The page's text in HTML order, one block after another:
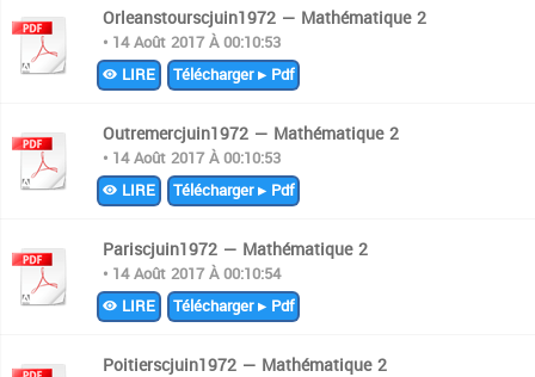
Orleanstourscjuin1972 — Mathématique 2
• 14 Août 2017 À 00:10:53
LIRE Télécharger ▸ Pdf
Outremercjuin1972 — Mathématique 2
• 14 Août 2017 À 00:10:53
LIRE Télécharger ▸ Pdf
Pariscjuin1972 — Mathématique 2
• 14 Août 2017 À 00:10:54
LIRE Télécharger ▸ Pdf
Poitierscjuin1972 — Mathématique 2